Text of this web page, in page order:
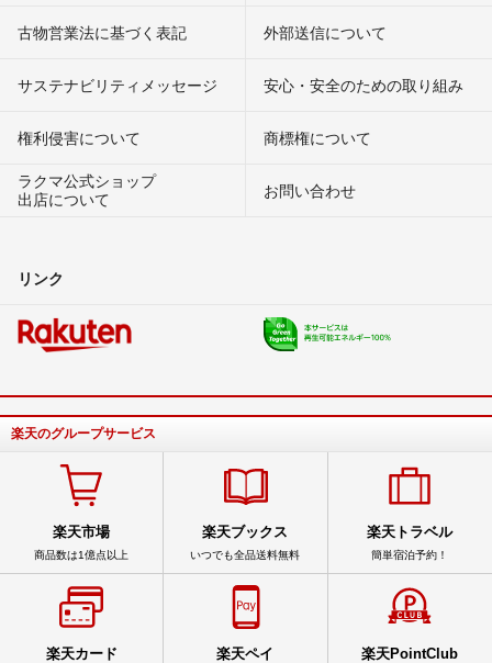
古物営業法に基づく表記 外部送信について
サステナビリティメッセージ 安心・安全のための取り組み
権利侵害について
商標権について
ラクマ公式ショップ
出店について
お問い合わせ
リンク
楽天のグループサービス
楽天市場
商品数は1億点以上
楽天ブックス
いつでも全品送料無料
楽天トラベル
簡単宿泊予約！
楽天カード 楽天ペイ 楽天PointClub